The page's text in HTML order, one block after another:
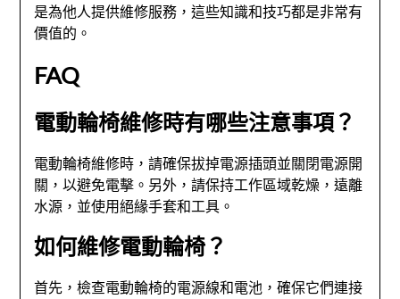
是為他人提供維修服務，這些知識和技巧都是非常有
價值的。
FAQ
電動輪椅維修時有哪些注意事項？
電動輪椅維修時，請確保拔掉電源插頭並關閉電源開
關，以避免電擊。另外，請保持工作區域乾燥，遠離
水源，並使用絕緣手套和工具。
如何維修電動輪椅？
首先，檢查電動輪椅的電源線和電池，確保它們連接